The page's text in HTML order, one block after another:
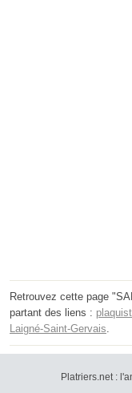
Retrouvez cette page
partant des liens :
Laigné-Saint-Gervais.
Platriers.net :